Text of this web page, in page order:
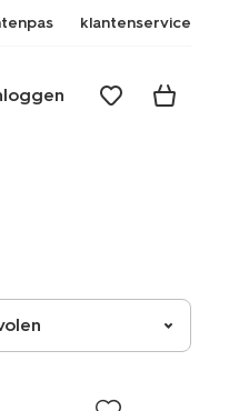
klantenservice